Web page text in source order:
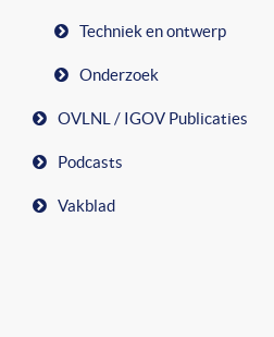
Techniek en ontwerp
Onderzoek
OVLNL / IGOV Publicaties
Podcasts
Vakblad